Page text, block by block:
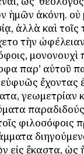
ἡμῶν ἀκόνη. οὐ
ἀλλὰ καὶ
τὴν
μονονουχὶ
παρ’ αὐτοῦ
ἔχοντας
γεωμετρίαν
φιλοσόφοις
εἰς ἕκαστα, ὡς